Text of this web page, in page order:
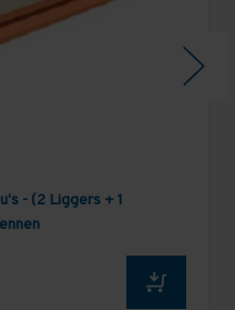
- (2 Liggers + 1